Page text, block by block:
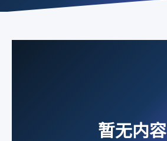
暂无内容